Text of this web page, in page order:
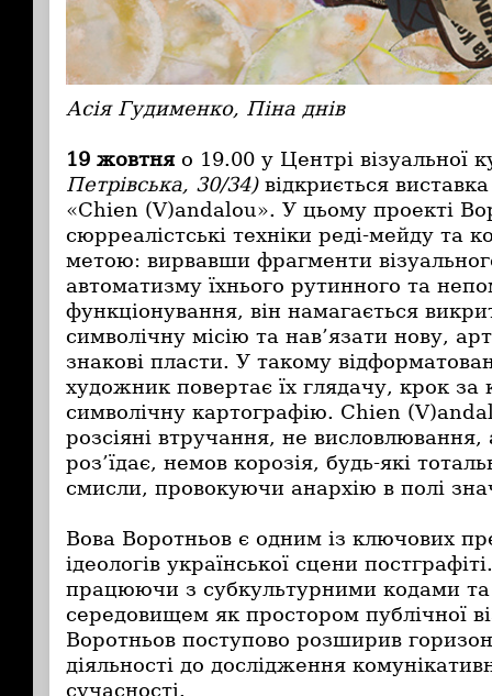
Асія Гудименко, Піна днів
19 жовтня о 19.00 у Центрі візуальної
Петрівська, 30/34)відкриється
«Chien (V)andalou». У цьому проекті
сюрреалістські техніки реді-мейду та
метою: вирвавши фрагменти
автоматизму їхнього рутинного та
функціонування, він намагається
символічну місію та нав’язати нову,
знакові пласти. У такому
художник повертає їх глядачу, крок
символічну картографію. Chien
розсіяні втручання, не
роз’їдає, немов корозія, будь-які
смисли, провокуючи анархію в полі
Вова Воротньов є одним із ключових
ідеологів української сцени
працюючи з субкультурними кодами та
середовищем як простором публічної
Воротньов поступово розширив
діяльності до дослідження
сучасності.